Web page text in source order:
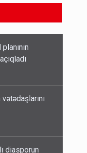
diasporun
FOTOLAR
DƏYİŞİR -